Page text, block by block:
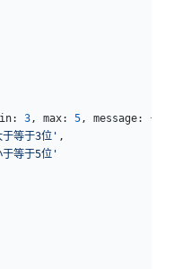
3 , max: 5 , message: {
于等于3位' ,
于等于5位'